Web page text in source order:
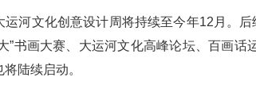
运河文化创意设计周将持续至今年12月。
”书画大赛、大运河文化高峰论坛、百画话
陆续启动。